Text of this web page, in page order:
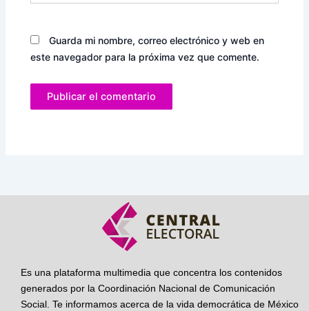
Guarda mi nombre, correo electrónico y web en
este navegador para la próxima vez que comente.
Es una plataforma multimedia que concentra los contenidos
generados por la Coordinación Nacional de Comunicación
Social. Te informamos acerca de la vida democrática de México